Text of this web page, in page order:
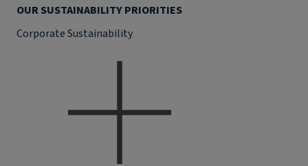
OUR SUSTAINABILITY PRIORITIES
Corporate Sustainability